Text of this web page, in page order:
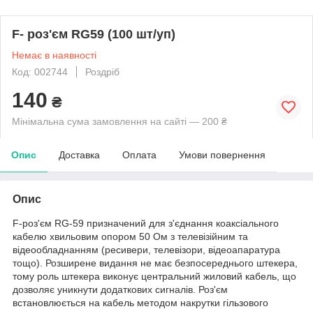
F- роз'єм RG59 (100 шт/уп)
Немає в наявності
Код: 002744
Роздріб
140 ₴
Мінімальна сума замовлення на сайті — 200 ₴
Опис Доставка Оплата Умови повернення
Опис
F-роз'єм RG-59 призначений для з'єднання коаксіального
кабелю хвильовим опором 50 Ом з телевізійним та
відеообладнанням (ресивери, телевізори, відеоапаратура
тощо). Розширене видання не має безпосереднього штекера,
тому роль штекера виконує центральний жиловий кабель, що
дозволяє уникнути додаткових сигналів. Роз'єм
встановлюється на кабель методом накрутки гільзового